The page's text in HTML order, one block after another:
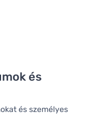
és
és személyes